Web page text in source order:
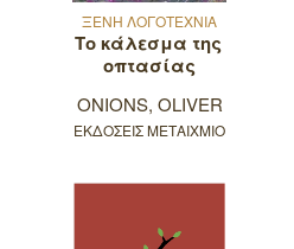
ΞΕΝΗ ΛΟΓΟΤΕΧΝΙΑ
Το κάλεσμα της
οπτασίας
ONIONS, OLIVER
ΕΚΔΟΣΕΙΣ ΜΕΤΑΙΧΜΙΟ